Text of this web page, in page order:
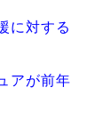
に対する
アが前年